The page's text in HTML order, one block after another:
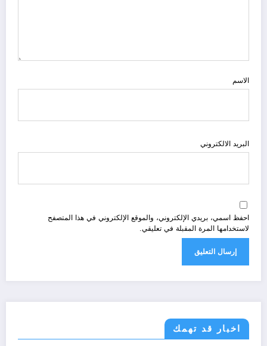
الاسم
البريد الالكتروني
احفظ اسمي، بريدي الإلكتروني، والموقع الإلكتروني في هذا المتصفح
لاستخدامها المرة المقبلة في تعليقي.
اخبار قد تهمك